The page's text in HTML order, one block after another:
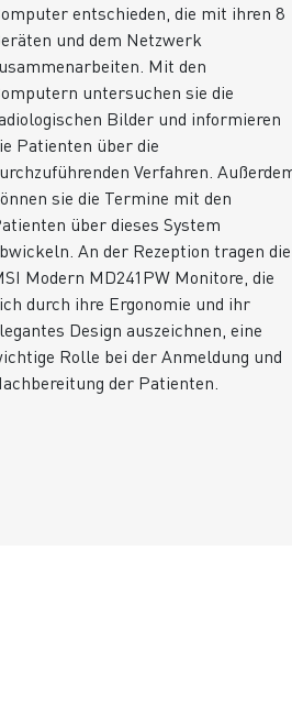
entschieden, die mit ihren 8
und dem Netzwerk
Mit den
untersuchen sie die
Bilder und informieren
Patienten über die
Verfahren.
sie die Termine mit den
über dieses System
An der Rezeption tragen die
Modern MD241PW Monitore, die
durch ihre Ergonomie und ihr
Design auszeichnen, eine
Rolle bei der Anmeldung und
der Patienten.